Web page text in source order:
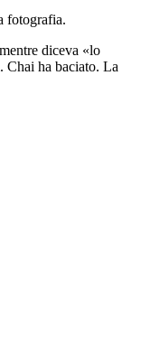
fotografia.
diceva «lo
Chai ha baciato. La